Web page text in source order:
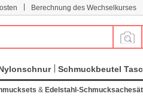
Berechnung des Wechselkurses
Schmuckbeutel
& Edelstahl-